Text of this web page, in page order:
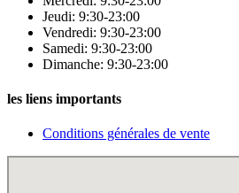
Jeudi: 9:30-23:00
Vendredi: 9:30-23:00
Samedi: 9:30-23:00
Dimanche: 9:30-23:00
les liens importants
Conditions générales de vente